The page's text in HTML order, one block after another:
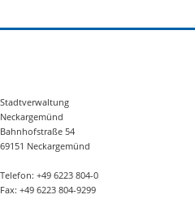
Stadtverwaltung
Neckargemünd
Bahnhofstraße 54
69151 Neckargemünd
Telefon: +49 6223 804-0
Fax: +49 6223 804-9299